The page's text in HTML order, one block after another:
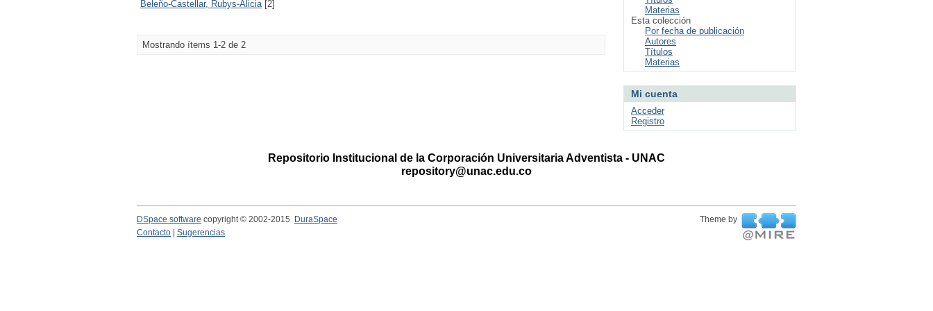
Beleño-Castellar, Rubys-Alicia[2]
Mostrando ítems 1-2 de 2
Materias
Esta colección
Por fecha de publicación
Autores
Títulos
Materias
Mi cuenta
Acceder
Registro
Repositorio Institucional de la Corporación Universitaria Adventista - UNAC
repository@unac.edu.co
DSpace software copyright © 2002-2015 DuraSpace
Theme by
Contacto
Sugerencias